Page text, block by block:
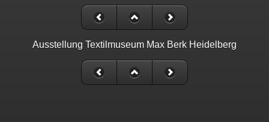
Ausstellung Textilmuseum Max Berk Heidelberg